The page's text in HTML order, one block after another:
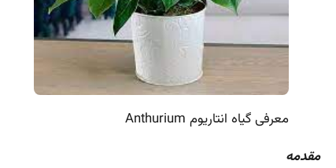
معرفی گیاه انتاریوم Anthurium
مقدمه